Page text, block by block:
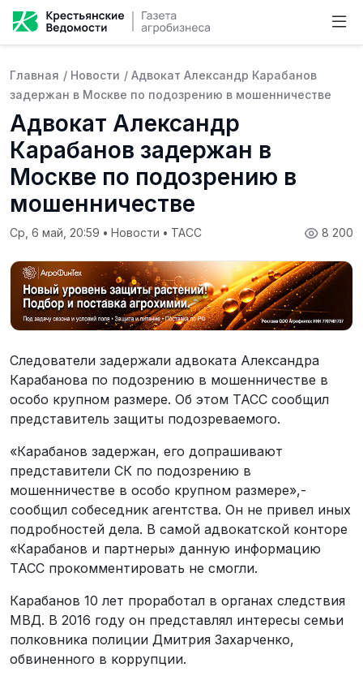
Главная / Новости / Адвокат Александр Карабанов
задержан в Москве по подозрению в мошенничестве
Адвокат Александр
Карабанов задержан в
Москве по подозрению в
мошенничестве
8 200
Ср, 6 май, 20:59 • Новости • ТАСС
Следователи задержали адвоката Александра
Карабанова по подозрению в мошенничестве в
особо крупном размере. Об этом ТАСС сообщил
представитель защиты подозреваемого.
«Карабанов задержан, его допрашивают
представители СК по подозрению в
мошенничестве в особо крупном размере»,-
сообщил собеседник агентства. Он не привел иных
подробностей дела. В самой адвокатской конторе
«Карабанов и партнеры» данную информацию
ТАСС прокомментировать не смогли.
Карабанов 10 лет проработал в органах следствия
МВД. В 2016 году он представлял интересы семьи
полковника полиции Дмитрия Захарченко,
обвиненного в коррупции.